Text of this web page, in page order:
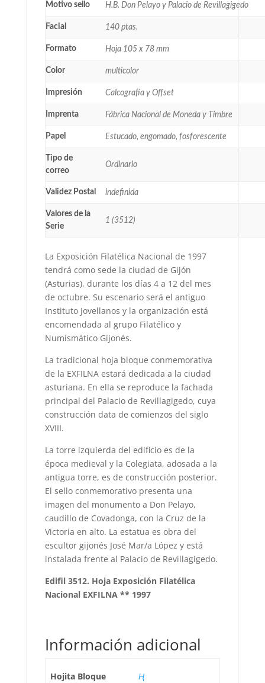
Motivo sello H.B. Don Pelayo y Palacio de Revillagigedo
Facial 140 ptas.
Formato Hoja 105 x 78 mm
Color multicolor
Impresión Calcografía y Offset
Imprenta Fábrica Nacional de Moneda y Timbre
Papel Estucado, engomado, fosforescente
Tipo de
correo
Ordinario
Validez Postal indefinida
Valores de la
Serie
1 (3512)
La Exposición Filatélica Nacional de 1997
tendrá como sede la ciudad de Gijón
(Asturias), durante los días 4 a 12 del mes
de octubre. Su escenario será el antiguo
Instituto Jovellanos y la organización está
encomendada al grupo Filatélico y
Numismático Gijonés.
La tradicional hoja bloque conmemorativa
de la EXFILNA estará dedicada a la ciudad
asturiana. En ella se reproduce la fachada
principal del Palacio de Revillagigedo, cuya
construcción data de comienzos del siglo
XVIII.
La torre izquierda del edificio es de la
época medieval y la Colegiata, adosada a la
antigua torre, es de construcción posterior.
El sello conmemorativo presenta una
imagen del monumento a Don Pelayo,
caudillo de Covadonga, con la Cruz de la
Victoria en alto. La estatua es obra del
escultor gijonés José Mar/a López y está
instalada frente al Palacio de Revillagigedo.
Edifil 3512. Hoja Exposición Filatélica
Nacional EXFILNA ** 1997
Información adicional
Hojita Bloque Ң